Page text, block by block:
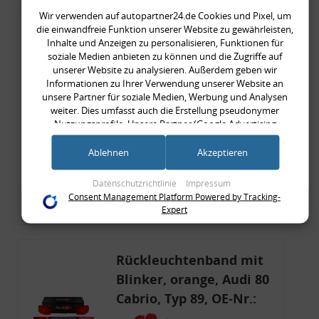
Rückleuchtenband mit
Blinker, rot, US-Ecken,
Audi 80 Cabrio, Typ 89,
OE-Nr.: 8G0945225 +
8G0945225C
999,99 €
999,99 € pro 1
inkl. gesetzl. MwSt., zzgl.
Merkzettel
Zum Artikel
Rückleuchtenband mit
Blinker, orange, Audi 80
Cabrio, Typ 89, OE-Nr.:
Wir verwenden auf autopartner24.de Cookies und Pixel, um
die einwandfreie Funktion unserer Website zu gewährleisten,
Inhalte und Anzeigen zu personalisieren, Funktionen für
soziale Medien anbieten zu können und die Zugriffe auf
unserer Website zu analysieren. Außerdem geben wir
Informationen zu Ihrer Verwendung unserer Website an
unsere Partner für soziale Medien, Werbung und Analysen
weiter. Dies umfasst auch die Erstellung pseudonymer
Nutzungsprofile. Unsere Partner (Google Advertising
Products) führen diese Informationen möglicherweise mit
weiteren Daten zusammen, die Sie ihnen bereitgestellt haben
im Rahmen Ihrer Nutzung der Dienste gesammelt haben
(bspw. Nutzungsdaten anderer Geräte). Ihre Einwilligung zur
Nutzung von Cookies und Pixeln können Sie jederzeit
widerrufen, indem Sie auf den Datenschutz-Button links
Zwecke der Datenverarbeitung durch unsere Partner:
Speichern von oder Zugriff auf Informationen auf einem Endgerät
Verwendung reduzierter Daten zur Auswahl von Werbeanzeigen
Erstellung von Profilen für personalisierte Werbung
Datenschutzrichtlinie Impressum
Ablehnen Akzeptieren
Consent Management Platform Powered by Tracking-
Expert